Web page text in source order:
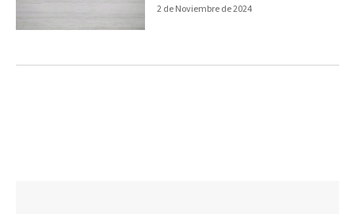
2 de Noviembre de 2024